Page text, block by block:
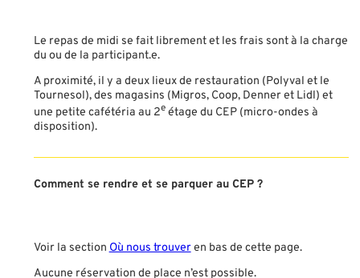
Le repas de midi se fait librement et les frais sont à la charge
du ou de la participant.e.
A proximité, il y a deux lieux de restauration (Polyval et le
Tournesol), des magasins (Migros, Coop, Denner et Lidl) et
une petite cafétéria au 2eétage du CEP (micro-ondes à
disposition).
Comment se rendre et se parquer au CEP ?
Voir la section Où nous trouveren bas de cette page.
Aucune réservation de place n’est possible.